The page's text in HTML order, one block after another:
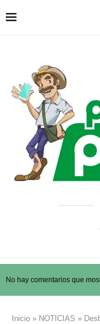
No hay comentarios que
Inicio » NOTICIAS »